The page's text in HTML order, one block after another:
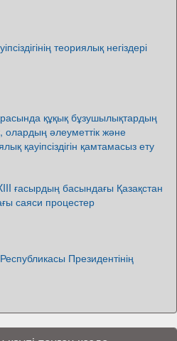
теориялық негіздері
құқық бұзушылықтардың
олардың әлеуметтік және
қауіпсіздігін қамтамасыз ету
ғасырдың басындағы Қазақстан
саяси процестер
Президентінің